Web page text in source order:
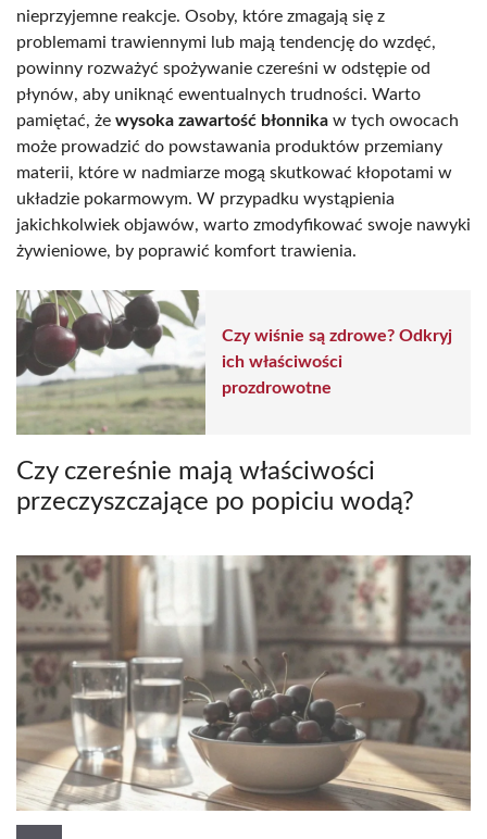
nieprzyjemne reakcje. Osoby, które zmagają się z
problemami trawiennymi lub mają tendencję do wzdęć,
powinny rozważyć spożywanie czereśni w odstępie od
płynów, aby uniknąć ewentualnych trudności. Warto
pamiętać, że wysoka zawartość błonnika w tych owocach
może prowadzić do powstawania produktów przemiany
materii, które w nadmiarze mogą skutkować kłopotami w
układzie pokarmowym. W przypadku wystąpienia
jakichkolwiek objawów, warto zmodyfikować swoje nawyki
żywieniowe, by poprawić komfort trawienia.
Czy wiśnie są zdrowe? Odkryj
ich właściwości
prozdrowotne
Czy czereśnie mają właściwości
przeczyszczające po popiciu wodą?